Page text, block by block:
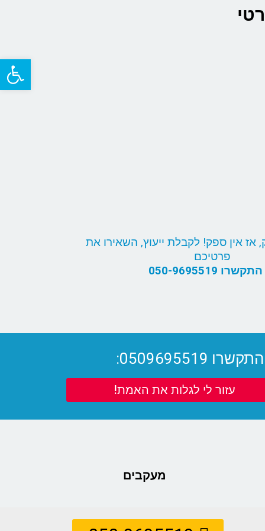
אין ספק! לקבלת ייעוץ, השאירו את
פרטיכם
050-9695519
עזור לי לגלות את האמת!
מעקבים
פתח